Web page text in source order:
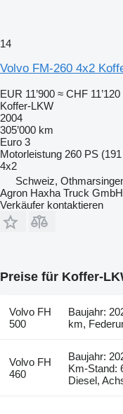
14
Volvo FM-260 4x2
EUR 11’900 ≈ CHF 11’120
Koffer-LKW
2004
305’000 km
Euro 3
Motorleistung 260 PS
4x2
Schweiz,
Agron Haxha Truck GmbH
Verkäufer kontaktieren
Preise für Koffer-
Volvo FH
500
Baujahr:
km,
Volvo FH
460
Baujahr:
Km-Stand:
Diesel,